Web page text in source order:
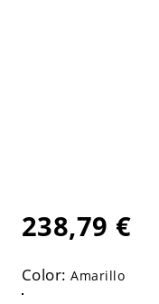
238,79 €
Color:Amarillo